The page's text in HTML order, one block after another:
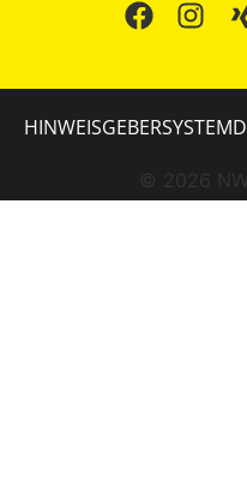
© 2026
HINWEISGEBERSYSTEM